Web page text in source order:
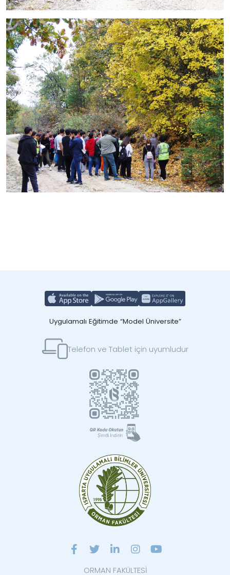
Uygulamalı Eğitimde “Model Üniversite”
Telefon ve Tablet için uyumludur
ORMAN FAKÜLTESİ